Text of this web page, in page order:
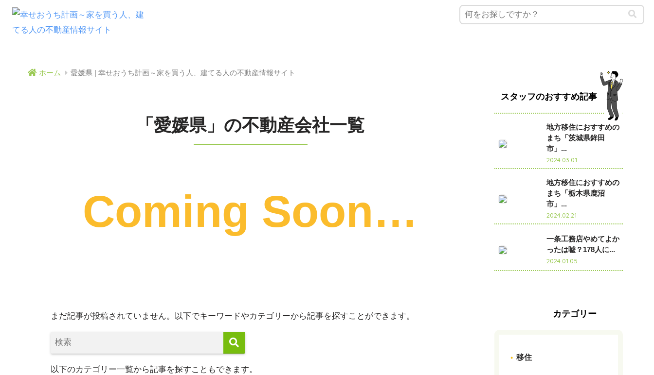
ホーム 愛媛県 | 幸せおうち計画～家を買う人、建てる人の不動産情報サイト
「愛媛県」の不動産会社一覧
Coming Soon…
まだ記事が投稿されていません。以下でキーワードやカテゴリーから記事を探すことができます。
以下のカテゴリー一覧から記事を探すこともできます。
スタッフのおすすめ記事
地方移住におすすめの
まち「茨城県鉾田
市」...
2024.03.01
地方移住におすすめの
まち「栃木県鹿沼
市」...
2024.02.21
一条工務店やめてよか
ったは嘘？178人に...
2024.01.05
カテゴリー
移住